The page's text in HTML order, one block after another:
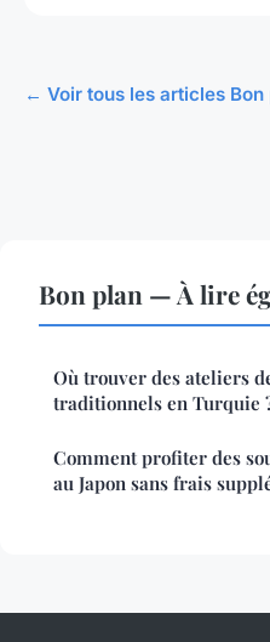
← Voir tous les articles Bon
Bon plan — À lire
Où trouver des ateliers
traditionnels en Turquie
Comment profiter des
au Japon sans frais